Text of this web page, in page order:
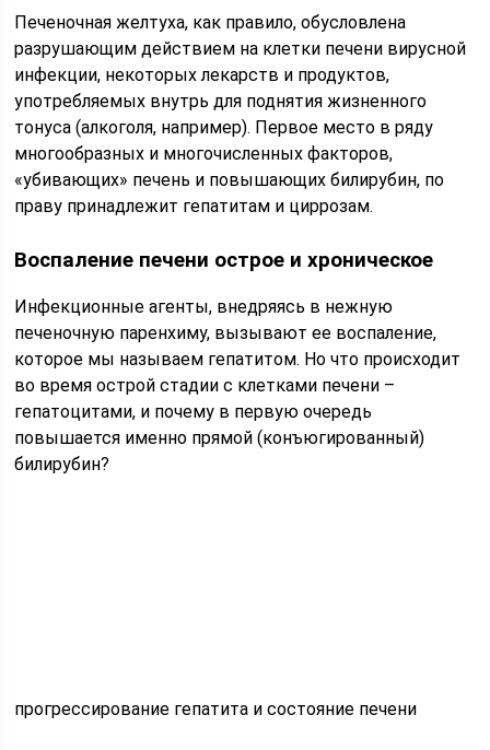
Печеночная желтуха, как правило, обусловлена
разрушающим действием на клетки печени вирусной
инфекции, некоторых лекарств и продуктов,
употребляемых внутрь для поднятия жизненного
тонуса (алкоголя, например). Первое место в ряду
многообразных и многочисленных факторов,
«убивающих» печень и повышающих билирубин, по
праву принадлежит гепатитам и циррозам.
Воспаление печени острое и хроническое
Инфекционные агенты, внедряясь в нежную
печеночную паренхиму, вызывают ее воспаление,
которое мы называем гепатитом. Но что происходит
во время острой стадии с клетками печени –
гепатоцитами, и почему в первую очередь
повышается именно прямой (конъюгированный)
билирубин?
прогрессирование гепатита и состояние печени